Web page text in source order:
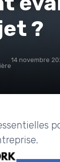
?
14 novembre